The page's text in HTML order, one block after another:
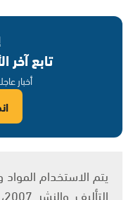
تابع آخر
أخبار